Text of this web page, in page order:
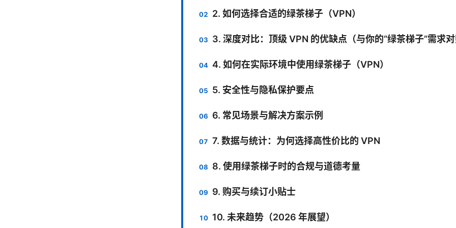
2. 如何选择合适的绿茶梯子（VPN）
3. 深度对比：顶级 VPN 的优缺点（与你的“绿茶梯子”需求
4. 如何在实际环境中使用绿茶梯子（VPN）
5. 安全性与隐私保护要点
6. 常见场景与解决方案示例
7. 数据与统计：为何选择高性价比的 VPN
8. 使用绿茶梯子时的合规与道德考量
9. 购买与续订小贴士
10. 未来趋势（2026 年展望）